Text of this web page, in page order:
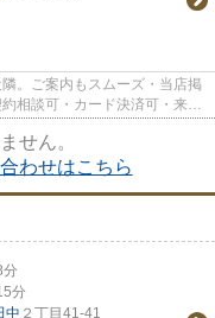
。ご案内もスムーズ・当店掲
相談可・カード決済可・来店
せん。
わせはこちら
分
分
中 ２丁目41-41